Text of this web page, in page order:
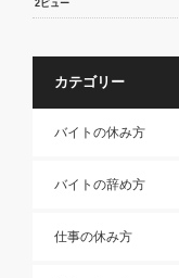
2ビュー
カテゴリー
バイトの休み方
バイトの辞め方
仕事の休み方